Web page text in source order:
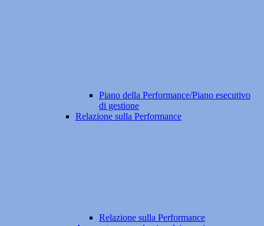
Piano della Performance/Piano esecutivo
di gestione
Relazione sulla Performance
Relazione sulla Performance